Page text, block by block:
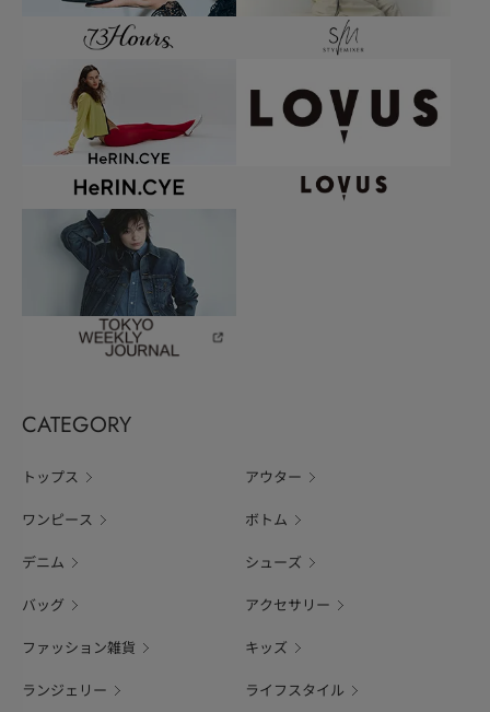
CATEGORY
トップス アウター
ワンピース ボトム
デニム シューズ
バッグ アクセサリー
ファッション雑貨 キッズ
ランジェリー ライフスタイル